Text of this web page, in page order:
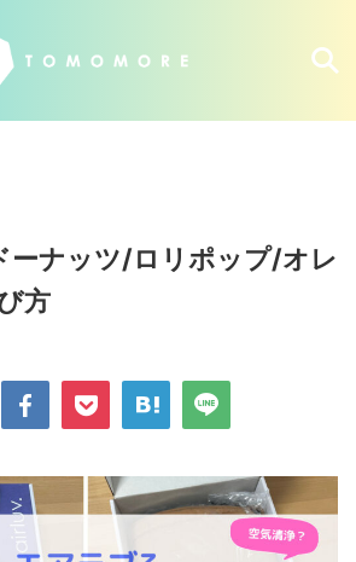
ナッツ/ロリポップ/オレ
方